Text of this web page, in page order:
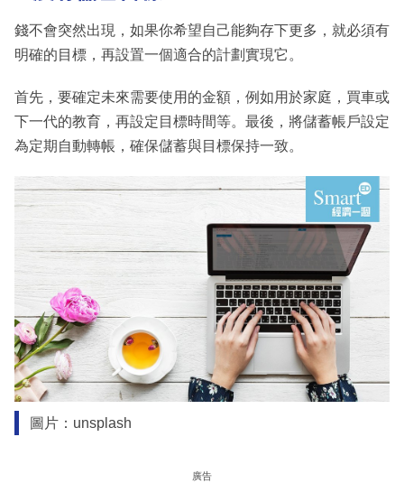
錢不會突然出現，如果你希望自己能夠存下更多，就必須有
明確的目標，再設置一個適合的計劃實現它。
首先，要確定未來需要使用的金額，例如用於家庭，買車或
下一代的教育，再設定目標時間等。最後，將儲蓄帳戶設定
為定期自動轉帳，確保儲蓄與目標保持一致。
圖片：unsplash
廣告